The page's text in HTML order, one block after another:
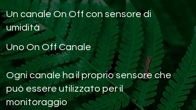
Un canale On Off con sensore di
umidità
Uno On Off Canale
Ogni canale ha il proprio sensore che
può essere utilizzato per il
monitoraggio